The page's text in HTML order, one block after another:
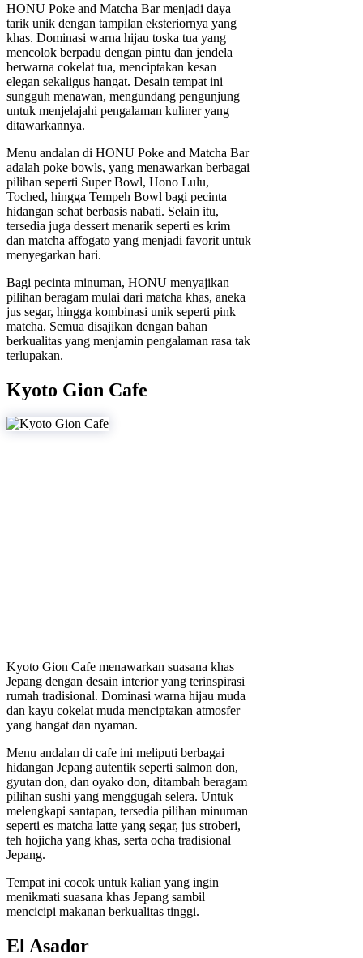
HONU Poke and Matcha Bar menjadi daya
tarik unik dengan tampilan eksteriornya yang
khas. Dominasi warna hijau toska tua yang
mencolok berpadu dengan pintu dan jendela
berwarna cokelat tua, menciptakan kesan
elegan sekaligus hangat. Desain tempat ini
sungguh menawan, mengundang pengunjung
untuk menjelajahi pengalaman kuliner yang
ditawarkannya.
Menu andalan di HONU Poke and Matcha Bar
adalah poke bowls, yang menawarkan berbagai
pilihan seperti Super Bowl, Hono Lulu,
Toched, hingga Tempeh Bowl bagi pecinta
hidangan sehat berbasis nabati. Selain itu,
tersedia juga dessert menarik seperti es krim
dan matcha affogato yang menjadi favorit untuk
menyegarkan hari.
Bagi pecinta minuman, HONU menyajikan
pilihan beragam mulai dari matcha khas, aneka
jus segar, hingga kombinasi unik seperti pink
matcha. Semua disajikan dengan bahan
berkualitas yang menjamin pengalaman rasa tak
terlupakan.
Kyoto Gion Cafe
Kyoto Gion Cafe menawarkan suasana khas
Jepang dengan desain interior yang terinspirasi
rumah tradisional. Dominasi warna hijau muda
dan kayu cokelat muda menciptakan atmosfer
yang hangat dan nyaman.
Menu andalan di cafe ini meliputi berbagai
hidangan Jepang autentik seperti salmon don,
gyutan don, dan oyako don, ditambah beragam
pilihan sushi yang menggugah selera. Untuk
melengkapi santapan, tersedia pilihan minuman
seperti es matcha latte yang segar, jus stroberi,
teh hojicha yang khas, serta ocha tradisional
Jepang.
Tempat ini cocok untuk kalian yang ingin
menikmati suasana khas Jepang sambil
mencicipi makanan berkualitas tinggi.
El Asador